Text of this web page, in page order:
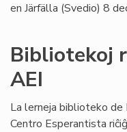
en Järfälla (Svedio) 8
Bibliotekoj
AEI
La lerneja biblioteko de
Centro Esperantista